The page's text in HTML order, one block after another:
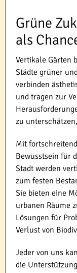
Grüne
als
Vertikale Gärten
Städte grüner
verbinden
und tragen zur
zu
Mit
Bewusstsein für
Stadt werden
zum festen
Sie bieten eine
urbanen Räume
Lösungen für
Verlust von
Jeder von uns
die